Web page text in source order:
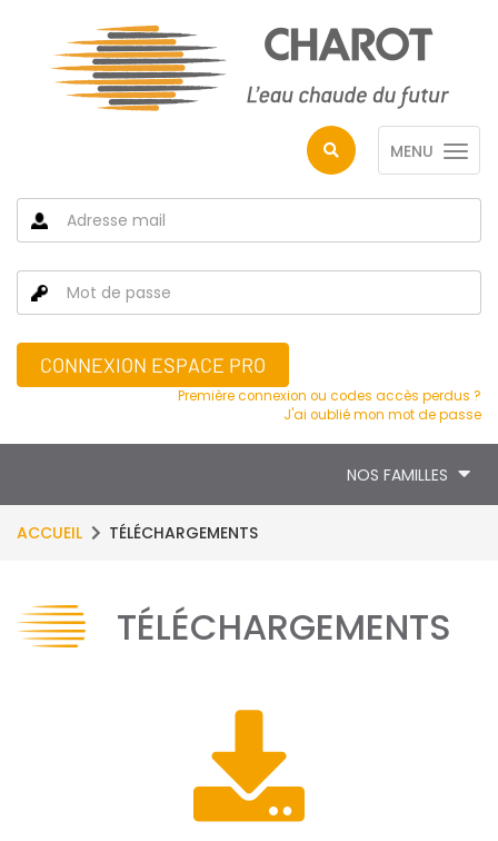
MENU
CONNEXION ESPACE PRO
Première connexion ou codes accès perdus ?
J'ai oublié mon mot de passe
NOS FAMILLES
ACCUEIL TÉLÉCHARGEMENTS
TÉLÉCHARGEMENTS